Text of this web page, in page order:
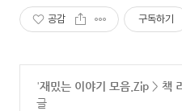
공감 구독하기
'재밌는 이야기 모음.Zip > 책
글